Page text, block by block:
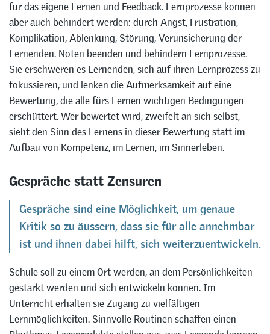
für das eigene Lernen und Feedback. Lernprozesse können
aber auch behindert werden: durch Angst, Frustration,
Komplikation, Ablenkung, Störung, Verunsicherung der
Lernenden. Noten beenden und behindern Lernprozesse.
Sie erschweren es Lernenden, sich auf ihren Lernprozess zu
fokussieren, und lenken die Aufmerksamkeit auf eine
Bewertung, die alle fürs Lernen wichtigen Bedingungen
erschüttert. Wer bewertet wird, zweifelt an sich selbst,
sieht den Sinn des Lernens in dieser Bewertung statt im
Aufbau von Kompetenz, im Lernen, im Sinnerleben.
Gespräche statt Zensuren
Gespräche sind eine Möglichkeit, um genaue
Kritik so zu äussern, dass sie für alle annehmbar
ist und ihnen dabei hilft, sich weiterzuentwickeln.
Schule soll zu einem Ort werden, an dem Persönlichkeiten
gestärkt werden und sich entwickeln können. Im
Unterricht erhalten sie Zugang zu vielfältigen
Lernmöglichkeiten. Sinnvolle Routinen schaffen einen